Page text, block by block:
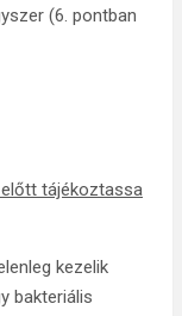
(6. pontban
tájékoztassa
kezelik
bakteriális